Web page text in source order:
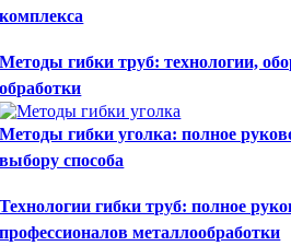
комплекса
Методы гибки труб: технологии,
обработки
Методы гибки уголка: полное
выбору способа
Технологии гибки труб: полное
профессионалов металлообработки